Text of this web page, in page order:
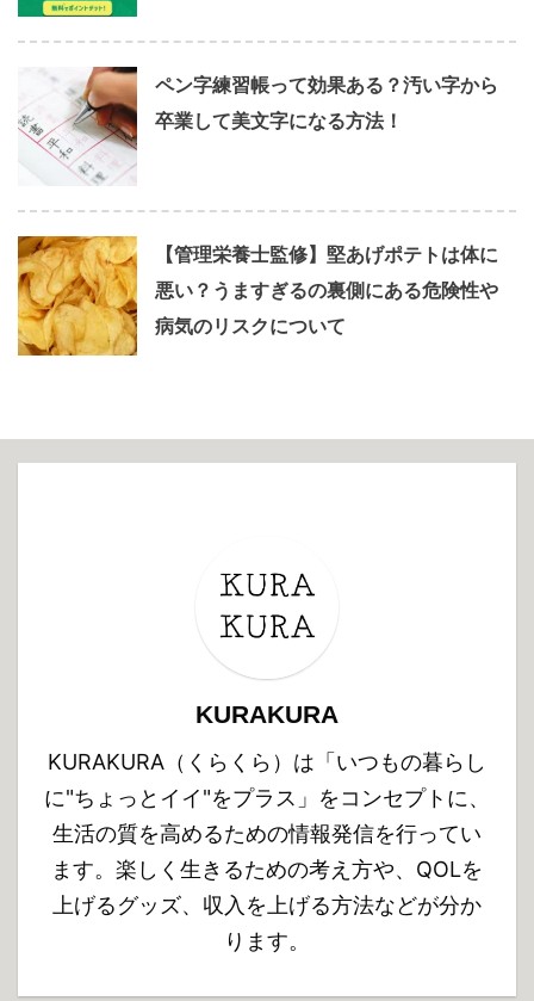
ペン字練習帳って効果ある？汚い字から
卒業して美文字になる方法！
【管理栄養士監修】堅あげポテトは体に
悪い？うますぎるの裏側にある危険性や
病気のリスクについて
KURAKURA
KURAKURA（くらくら）は「いつもの暮らし
に"ちょっとイイ"をプラス」をコンセプトに、
生活の質を高めるための情報発信を行ってい
ます。楽しく生きるための考え方や、QOLを
上げるグッズ、収入を上げる方法などが分か
ります。